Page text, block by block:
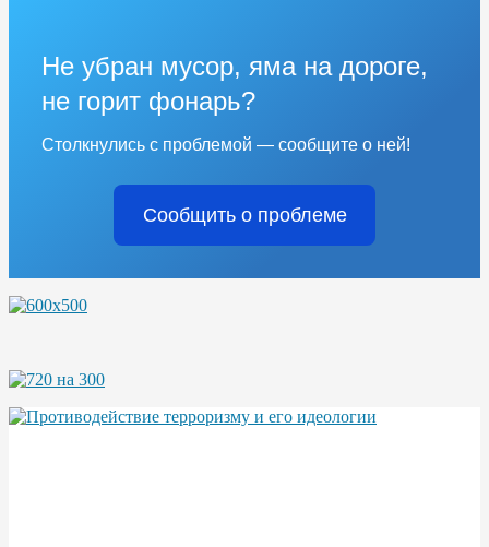
Не убран мусор, яма на дороге,
не горит фонарь?
Столкнулись с проблемой — сообщите о ней!
Сообщить о проблеме